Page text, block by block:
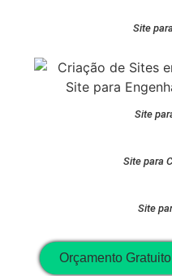
Site
Site
Site para
Site
Orçamento